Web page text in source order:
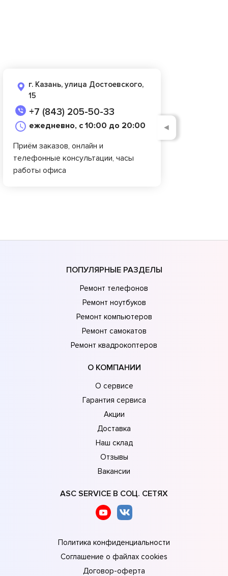
г. Казань, улица Достоевского,
15
+7 (843) 205-50-33
ежедневно, с 10:00 до 20:00
Приём заказов, онлайн и
телефонные консультации, часы
работы офиса
◄
ПОПУЛЯРНЫЕ РАЗДЕЛЫ
Ремонт телефонов
Ремонт ноутбуков
Ремонт компьютеров
Ремонт самокатов
Ремонт квадрокоптеров
О КОМПАНИИ
О сервисе
Гарантия сервиса
Акции
Доставка
Наш склад
Отзывы
Вакансии
ASC SERVICE В СОЦ. СЕТЯХ
Политика конфиденциальности
Соглашение о файлах cookies
Договор-оферта